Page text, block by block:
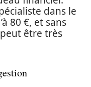
dans le
80 €, et sans
être très